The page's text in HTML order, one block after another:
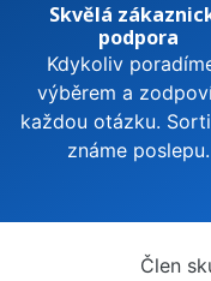
Skvělá
podpora
Kdykoliv
výběrem a
každou otázku.
známe poslepu.
Člen